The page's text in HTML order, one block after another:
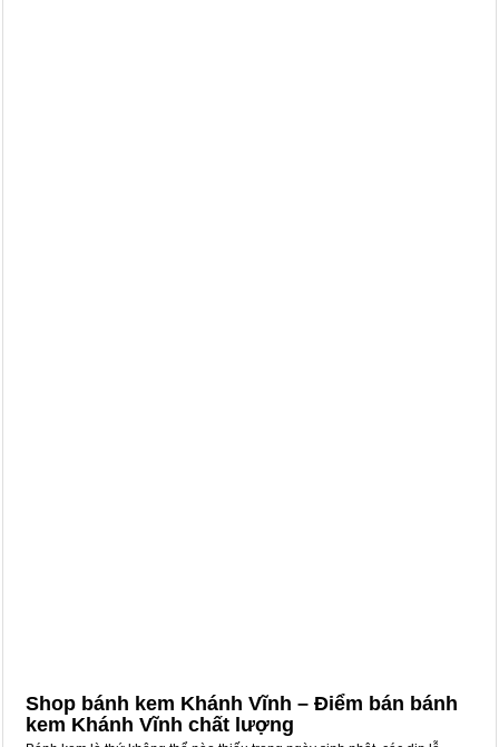
Shop bánh kem Khánh Vĩnh – Điểm bán bánh
kem Khánh Vĩnh chất lượng